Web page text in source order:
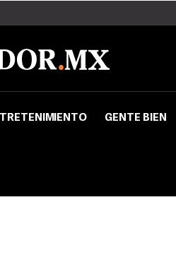
GENTE BIEN